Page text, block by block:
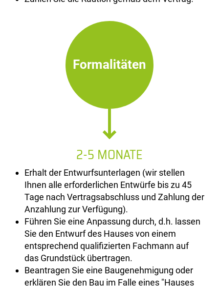
Formalitäten
2-5 MONATE
Erhalt der Entwurfsunterlagen (wir stellen
Ihnen alle erforderlichen Entwürfe bis zu 45
Tage nach Vertragsabschluss und Zahlung der
Anzahlung zur Verfügung).
Führen Sie eine Anpassung durch, d.h. lassen
Sie den Entwurf des Hauses von einem
entsprechend qualifizierten Fachmann auf
das Grundstück übertragen.
Beantragen Sie eine Baugenehmigung oder
erklären Sie den Bau im Falle eines "Hauses